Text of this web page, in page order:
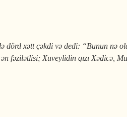
dörd xətt çəkdi və dedi: “Bunun nə
Xuveylidin qızı Xədicə,